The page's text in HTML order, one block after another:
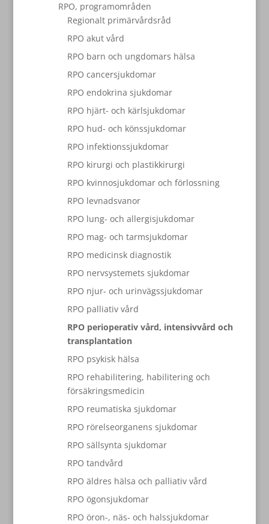
RPO, programområden
Regionalt primärvårdsråd
RPO akut vård
RPO barn och ungdomars hälsa
RPO cancersjukdomar
RPO endokrina sjukdomar
RPO hjärt- och kärlsjukdomar
RPO hud- och könssjukdomar
RPO infektionssjukdomar
RPO kirurgi och plastikkirurgi
RPO kvinnosjukdomar och förlossning
RPO levnadsvanor
RPO lung- och allergisjukdomar
RPO mag- och tarmsjukdomar
RPO medicinsk diagnostik
RPO nervsystemets sjukdomar
RPO njur- och urinvägssjukdomar
RPO palliativ vård
RPO perioperativ vård, intensivvård och
transplantation
RPO psykisk hälsa
RPO rehabilitering, habilitering och
försäkringsmedicin
RPO reumatiska sjukdomar
RPO rörelseorganens sjukdomar
RPO sällsynta sjukdomar
RPO tandvård
RPO äldres hälsa och palliativ vård
RPO ögonsjukdomar
RPO öron-, näs- och halssjukdomar